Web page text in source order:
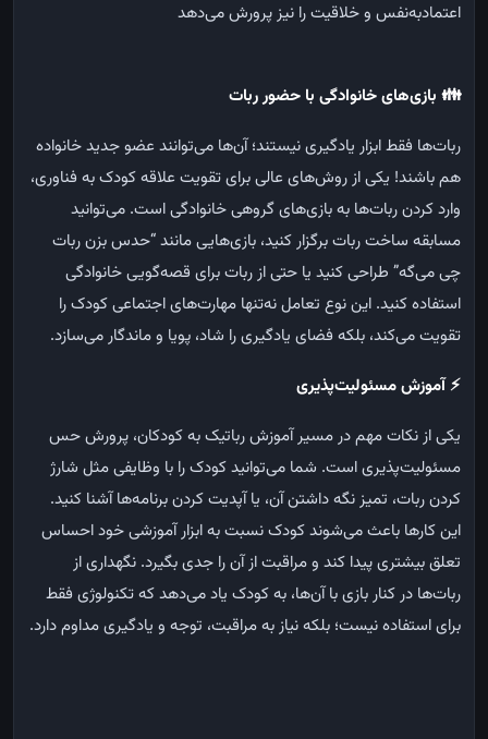
اعتمادبه‌نفس و خلاقیت را نیز پرورش می‌دهد
👪 بازی‌های خانوادگی با حضور ربات
ربات‌ها فقط ابزار یادگیری نیستند؛ آن‌ها می‌توانند عضو جدید خانواده
هم باشند! یکی از روش‌های عالی برای تقویت علاقه کودک به فناوری،
وارد کردن ربات‌ها به بازی‌های گروهی خانوادگی است. می‌توانید
مسابقه ساخت ربات برگزار کنید، بازی‌هایی مانند “حدس بزن ربات
چی می‌گه” طراحی کنید یا حتی از ربات برای قصه‌گویی خانوادگی
استفاده کنید. این نوع تعامل نه‌تنها مهارت‌های اجتماعی کودک را
تقویت می‌کند، بلکه فضای یادگیری را شاد، پویا و ماندگار می‌سازد.
⚡آموزش مسئولیت‌پذیری
یکی از نکات مهم در مسیر آموزش رباتیک به کودکان، پرورش حس
مسئولیت‌پذیری است. شما می‌توانید کودک را با وظایفی مثل شارژ
کردن ربات، تمیز نگه داشتن آن، یا آپدیت‌ کردن برنامه‌ها آشنا کنید.
این کارها باعث می‌شوند کودک نسبت به ابزار آموزشی خود احساس
تعلق بیشتری پیدا کند و مراقبت از آن را جدی بگیرد. نگهداری از
ربات‌ها در کنار بازی با آن‌ها، به کودک یاد می‌دهد که تکنولوژی فقط
برای استفاده نیست؛ بلکه نیاز به مراقبت، توجه و یادگیری مداوم دارد.